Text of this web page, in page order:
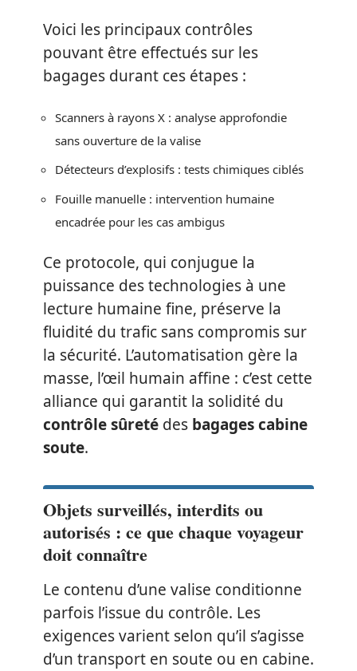
Voici les principaux contrôles
pouvant être effectués sur les
bagages durant ces étapes :
Scanners à rayons X : analyse approfondie
sans ouverture de la valise
Détecteurs d’explosifs : tests chimiques ciblés
Fouille manuelle : intervention humaine
encadrée pour les cas ambigus
Ce protocole, qui conjugue la
puissance des technologies à une
lecture humaine fine, préserve la
fluidité du trafic sans compromis sur
la sécurité. L’automatisation gère la
masse, l’œil humain affine : c’est cette
alliance qui garantit la solidité du
contrôle sûreté des bagages cabine
soute.
Objets surveillés, interdits ou
autorisés : ce que chaque voyageur
doit connaître
Le contenu d’une valise conditionne
parfois l’issue du contrôle. Les
exigences varient selon qu’il s’agisse
d’un transport en soute ou en cabine.